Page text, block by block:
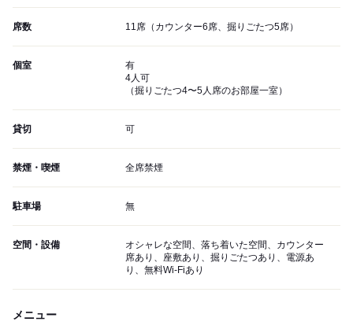
席数 11席（カウンター6席、掘りごたつ5席）
個室
有
4人可
（掘りごたつ4〜5人席のお部屋一室）
貸切 可
禁煙・喫煙 全席禁煙
駐車場 無
空間・設備
オシャレな空間、落ち着いた空間、カウンター
席あり、座敷あり、掘りごたつあり、電源あ
り、無料Wi-Fiあり
メニュー